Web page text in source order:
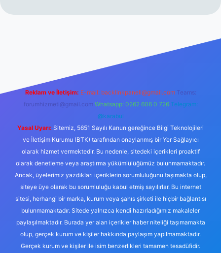
Reklam ve İletişim: E-mail: backlinkpaneli@gmail.com Teams:
forumhizmeti@gmail.com Whatsapp: 0262 606 0 726 Telegram:
@karabul
Yasal Uyarı: Sitemiz, 5651 Sayılı Kanun gereğince Bilgi Teknolojileri
ve İletişim Kurumu (BTK) tarafından onaylanmış bir Yer Sağlayıcı
olarak hizmet vermektedir. Bu nedenle, sitedeki içerikleri proaktif
olarak denetleme veya araştırma yükümlülüğümüz bulunmamaktadır.
Ancak, üyelerimiz yazdıkları içeriklerin sorumluluğunu taşımakta olup,
siteye üye olarak bu sorumluluğu kabul etmiş sayılırlar. Bu internet
sitesi, herhangi bir marka, kurum veya şahıs şirketi ile hiçbir bağlantısı
bulunmamaktadır. Sitede yalnızca kendi hazırladığımız makaleler
paylaşılmaktadır. Burada yer alan içerikler haber niteliği taşımamakta
olup, gerçek kurum ve kişiler hakkında paylaşım yapılmamaktadır.
Gerçek kurum ve kişiler ile isim benzerlikleri tamamen tesadüfidir.